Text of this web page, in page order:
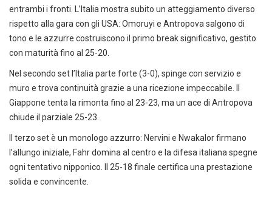
entrambi i fronti. L’Italia mostra subito un atteggiamento diverso
rispetto alla gara con gli USA: Omoruyi e Antropova salgono di
tono e le azzurre costruiscono il primo break significativo, gestito
con maturità fino al 25-20.
Nel secondo set l’Italia parte forte (3-0), spinge con servizio e
muro e trova continuità grazie a una ricezione impeccabile. Il
Giappone tenta la rimonta fino al 23-23, ma un ace di Antropova
chiude il parziale 25-23.
Il terzo set è un monologo azzurro: Nervini e Nwakalor firmano
l’allungo iniziale, Fahr domina al centro e la difesa italiana spegne
ogni tentativo nipponico. Il 25-18 finale certifica una prestazione
solida e convincente.